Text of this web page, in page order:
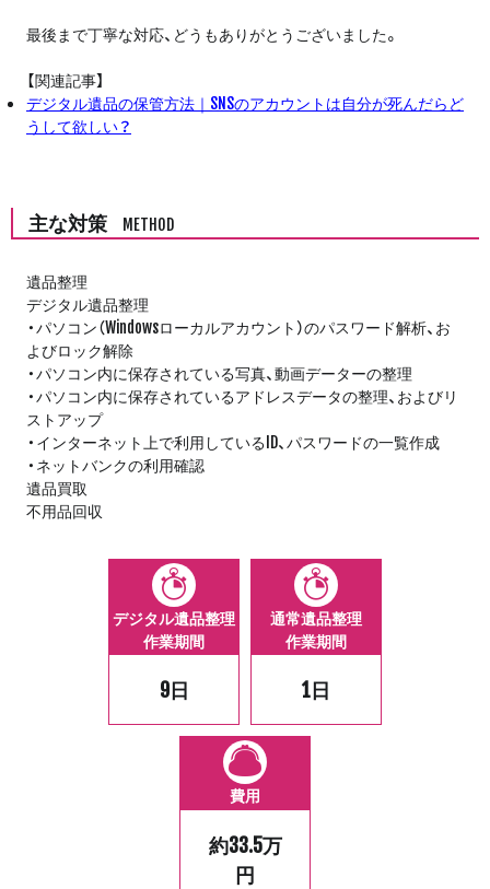
最後まで丁寧な対応、どうもありがとうございました。
【関連記事】
デジタル遺品の保管方法｜SNSのアカウントは自分が死んだらど
うして欲しい？
主な対策 METHOD
遺品整理
デジタル遺品整理
・パソコン（Windowsローカルアカウント）のパスワード解析、お
よびロック解除
・パソコン内に保存されている写真、動画データーの整理
・パソコン内に保存されているアドレスデータの整理、およびリ
ストアップ
・インターネット上で利用しているID、パスワードの一覧作成
・ネットバンクの利用確認
遺品買取
不用品回収
デジタル遺品整理
作業期間
9日
通常遺品整理
作業期間
1日
費用
約33.5万
円